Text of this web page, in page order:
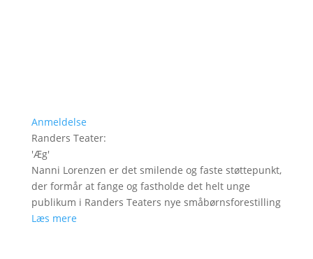
Anmeldelse
Randers Teater:
'Æg'
Nanni Lorenzen er det smilende og faste støttepunkt,
der formår at fange og fastholde det helt unge
publikum i Randers Teaters nye småbørnsforestilling
Læs mere